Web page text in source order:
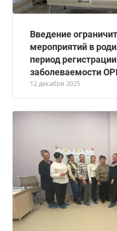
Введение
мероприятий в
период
заболеваемости
12 декабря 2025